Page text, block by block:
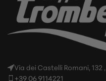
Via dei Castelli Romani, 132
+39 06 9114221